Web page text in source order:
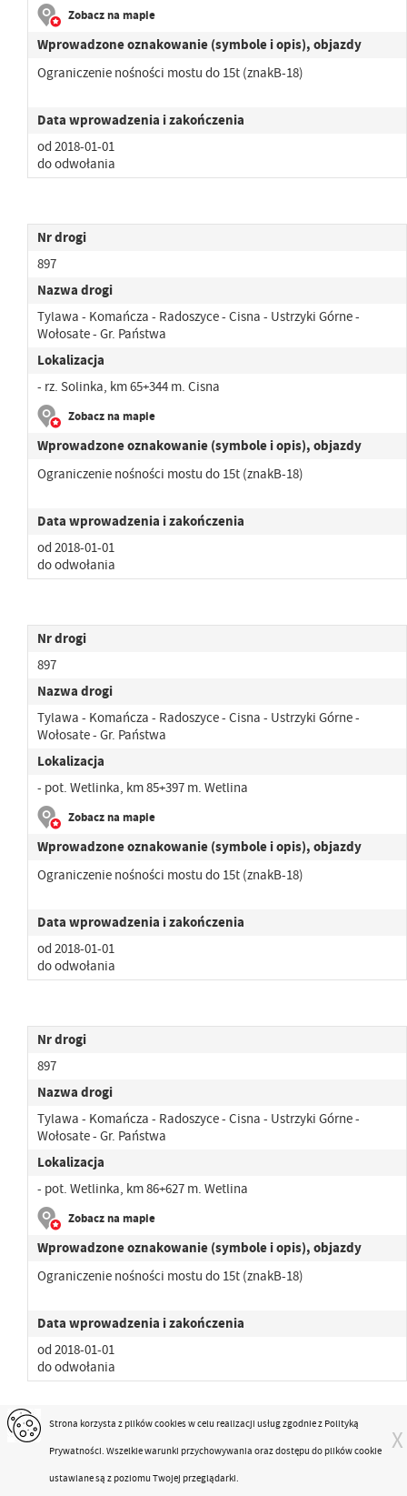
Zobacz na mapie
Wprowadzone oznakowanie (symbole i opis), objazdy
Ograniczenie nośności mostu do 15t (znakB-18)
Data wprowadzenia i zakończenia
od 2018-01-01
do odwołania
Nr drogi
897
Nazwa drogi
Tylawa - Komańcza - Radoszyce - Cisna - Ustrzyki Górne -
Wołosate - Gr. Państwa
Lokalizacja
- rz. Solinka, km 65+344 m. Cisna
Zobacz na mapie
Wprowadzone oznakowanie (symbole i opis), objazdy
Ograniczenie nośności mostu do 15t (znakB-18)
Data wprowadzenia i zakończenia
od 2018-01-01
do odwołania
Nr drogi
897
Nazwa drogi
Tylawa - Komańcza - Radoszyce - Cisna - Ustrzyki Górne -
Wołosate - Gr. Państwa
Lokalizacja
- pot. Wetlinka, km 85+397 m. Wetlina
Zobacz na mapie
Wprowadzone oznakowanie (symbole i opis), objazdy
Ograniczenie nośności mostu do 15t (znakB-18)
Data wprowadzenia i zakończenia
od 2018-01-01
do odwołania
Nr drogi
897
Nazwa drogi
Tylawa - Komańcza - Radoszyce - Cisna - Ustrzyki Górne -
Wołosate - Gr. Państwa
Lokalizacja
- pot. Wetlinka, km 86+627 m. Wetlina
Zobacz na mapie
Wprowadzone oznakowanie (symbole i opis), objazdy
Ograniczenie nośności mostu do 15t (znakB-18)
Data wprowadzenia i zakończenia
od 2018-01-01
do odwołania
Nr drogi
X
Strona korzysta z plikówcookiesw celu realizacji usług zgodnie z Polityką
Prywatności. Wszelkie warunki przychowywania oraz dostępu do plików cookie
ustawiane są z poziomu Twojej przeglądarki.